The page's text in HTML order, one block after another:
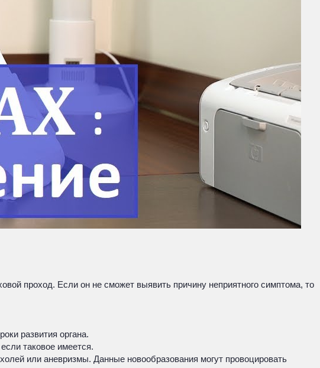
проход. Если он не сможет выявить причину неприятного симптома, то
развития органа.
таковое имеется.
или аневризмы. Данные новообразования могут провоцировать